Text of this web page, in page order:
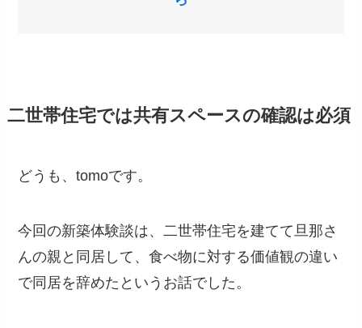
二世帯住宅では共有スペースの確認は必須
どうも、tomoです。
今回の新築体験談は、二世帯住宅を建てて旦那さ
んの親と同居して、食べ物に対する価値観の違い
で同居を辞めたというお話でした。